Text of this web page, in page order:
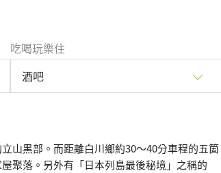
吃喝玩樂住
酒吧
山黑部。而距離白川鄉約30～40分車程的五箇
聚落。另外有「日本列島最後秘境」之稱的